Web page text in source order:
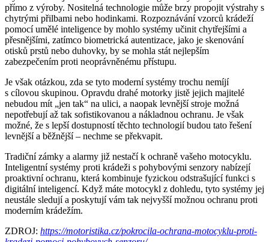
přímo z výroby. Nositelná technologie může brzy propojit výstrahy s
chytrými přilbami nebo hodinkami. Rozpoznávání vzorců krádeží
pomocí umělé inteligence by mohlo systémy učinit chytřejšími a
přesnějšími, zatímco biometrická autentizace, jako je skenování
otisků prstů nebo duhovky, by se mohla stát nejlepším
zabezpečením proti neoprávněnému přístupu.
Je však otázkou, zda se tyto moderní systémy trochu nemíjí
s cílovou skupinou. Opravdu drahé motorky jistě jejich majitelé
nebudou mít „jen tak“ na ulici, a naopak levnější stroje možná
nepotřebují až tak sofistikovanou a nákladnou ochranu. Je však
možné, že s lepší dostupností těchto technologií budou tato řešení
levnější a běžnější – nechme se překvapit.
Tradiční zámky a alarmy již nestačí k ochraně vašeho motocyklu.
Inteligentní systémy proti krádeži s pohybovými senzory nabízejí
proaktivní ochranu, která kombinuje fyzickou odstrašující funkci s
digitální inteligencí. Když máte motocykl z dohledu, tyto systémy jej
neustále sledují a poskytují vám tak nejvyšší možnou ochranu proti
moderním krádežím.
ZDROJ: https://motoristika.cz/pokrocila-ochrana-motocyklu-proti-